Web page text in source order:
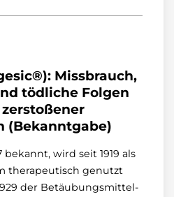
Missbrauch,
tödliche Folgen
(Bekanntgabe)
bekannt, wird seit 1919 als
therapeutisch genutzt
der Betäubungsmittel-